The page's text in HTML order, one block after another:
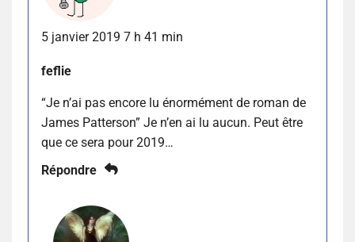
5 janvier 2019 7 h 41 min
feflie
“Je n’ai pas encore lu énormément de roman de
James Patterson” Je n’en ai lu aucun. Peut être
que ce sera pour 2019…
Répondre